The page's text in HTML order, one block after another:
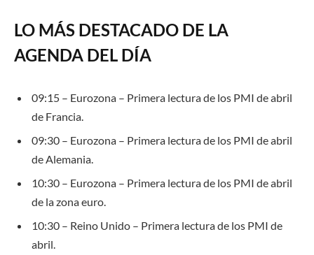
LO MÁS DESTACADO DE LA
AGENDA DEL DÍA
09:15 – Eurozona – Primera lectura de los PMI de abril
de Francia.
09:30 – Eurozona – Primera lectura de los PMI de abril
de Alemania.
10:30 – Eurozona – Primera lectura de los PMI de abril
de la zona euro.
10:30 – Reino Unido – Primera lectura de los PMI de
abril.